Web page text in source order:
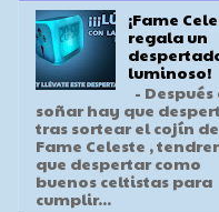
¡Fame
regala un
luminoso!
- Después
soñar hay que
tras sortear el cojín de
Fame Celeste ,
que despertar como
buenos celtistas para
cumplir...